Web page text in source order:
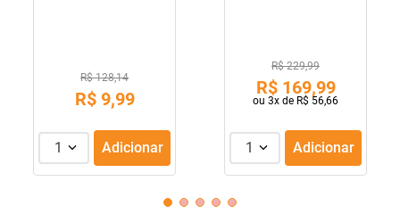
R$ 128,14
R$ 9,99
1 Adicionar
R$ 229,99
R$ 169,99
ou 3x de R$ 56,66
1 Adicionar